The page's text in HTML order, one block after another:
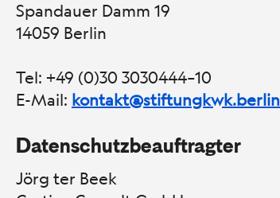
Spandauer Damm 19
14059 Berlin
Tel: +49 (0)30 3030444–10
E-Mail: kontakt@stiftungkwk.berlin
Datenschutzbeauftragter
Jörg ter Beek